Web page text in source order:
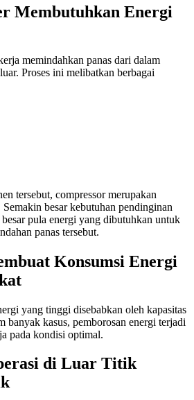
Membutuhkan Energi
memindahkan panas dari dalam
Proses ini melibatkan berbagai
tersebut, compressor merupakan
Semakin besar kebutuhan pendinginan
pula energi yang dibutuhkan untuk
panas tersebut.
Konsumsi Energi
yang tinggi disebabkan oleh kapasitas
banyak kasus, pemborosan energi terjadi
pada kondisi optimal.
di Luar Titik